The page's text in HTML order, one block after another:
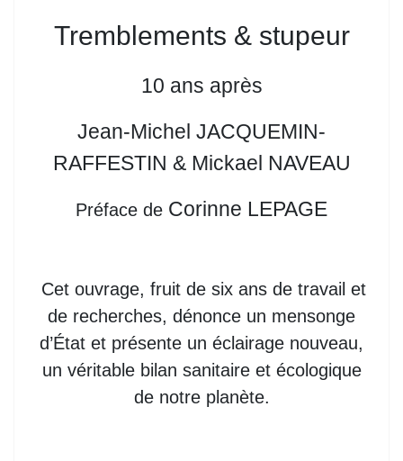
Tremblements & stupeur
10 ans après
Jean-Michel JACQUEMIN-
RAFFESTIN & Mickael NAVEAU
Préface de Corinne LEPAGE
Cet ouvrage, fruit de six ans de travail et
de recherches, dénonce un mensonge
d’État et présente un éclairage nouveau,
un véritable bilan sanitaire et écologique
de notre planète.